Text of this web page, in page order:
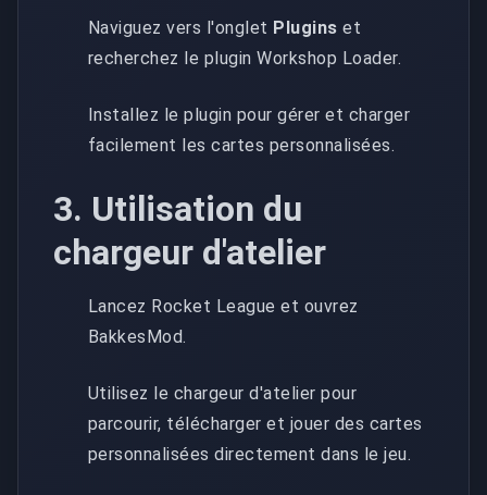
Naviguez vers l'onglet Plugins et
recherchez le plugin Workshop Loader.
Installez le plugin pour gérer et charger
facilement les cartes personnalisées.
3. Utilisation du
chargeur d'atelier
Lancez Rocket League et ouvrez
BakkesMod.
Utilisez le chargeur d'atelier pour
parcourir, télécharger et jouer des cartes
personnalisées directement dans le jeu.